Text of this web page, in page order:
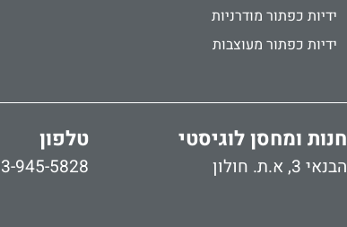
ידיות כפתור מודרניות
ידיות כפתור מעוצבות
חנות ומחסן לוגיסטי
הבנאי 3, א.ת. חולון
טלפון
945-5828